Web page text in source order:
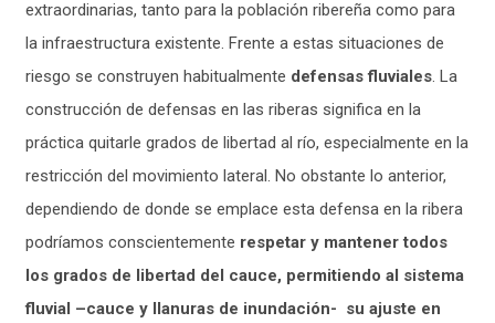
extraordinarias, tanto para la población ribereña como para
la infraestructura existente. Frente a estas situaciones de
riesgo se construyen habitualmente defensas fluviales. La
construcción de defensas en las riberas significa en la
práctica quitarle grados de libertad al río, especialmente en la
restricción del movimiento lateral. No obstante lo anterior,
dependiendo de donde se emplace esta defensa en la ribera
podríamos conscientemente respetar y mantener todos
los grados de libertad del cauce, permitiendo al sistema
fluvial –cauce y llanuras de inundación- su ajuste en